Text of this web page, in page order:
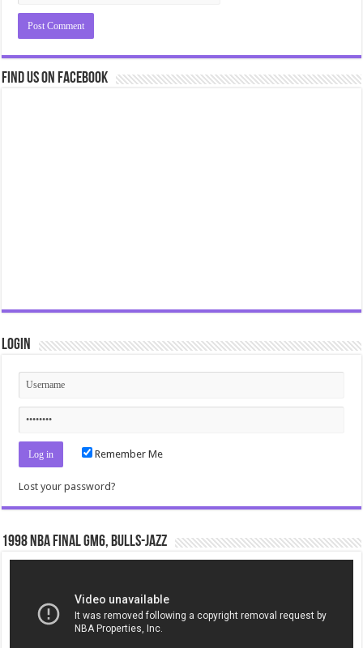
Find us on Facebook
Login
Remember Me
Lost your password?
1998 NBA Final gm6, Bulls-Jazz